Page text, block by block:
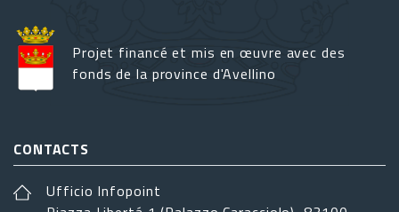
Projet financé et mis en œuvre avec des
fonds de la province d'Avellino
CONTACTS
Ufficio Infopoint